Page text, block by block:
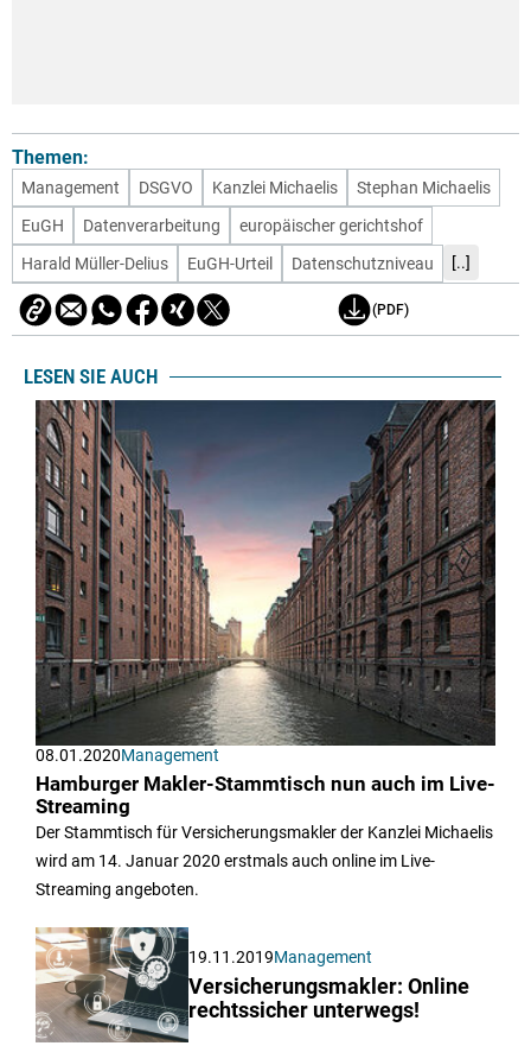
Themen:
Management DSGVO Kanzlei Michaelis
Stephan Michaelis
EuGH
Datenverarbeitung
europäischer gerichtshof
Harald Müller-Delius
EuGH-Urteil Datenschutzniveau [..]
(PDF)
LESEN SIE AUCH
08.01.2020Management
Hamburger Makler-Stammtisch nun auch im Live-
Streaming
Der Stammtisch für Versicherungsmakler der Kanzlei Michaelis
wird am 14. Januar 2020 erstmals auch online im Live-
Streaming angeboten.
19.11.2019Management
Versicherungsmakler: Online
rechtssicher unterwegs!